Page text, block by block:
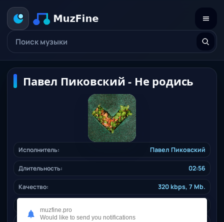
Павел Пиковский - Не родись
Исполнитель: Павел Пиковский
Длительность: 02:56
Качество: 320 kbps, 7 Mb.
muzfine.pro
Would like to send you notifications